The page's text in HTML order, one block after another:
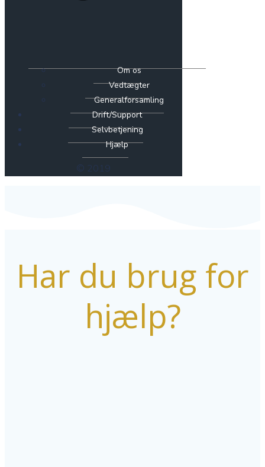
Om os
Vedtægter
Generalforsamling
Drift/Support
Selvbetjening
Hjælp
© 2019
Har du brug for
hjælp?